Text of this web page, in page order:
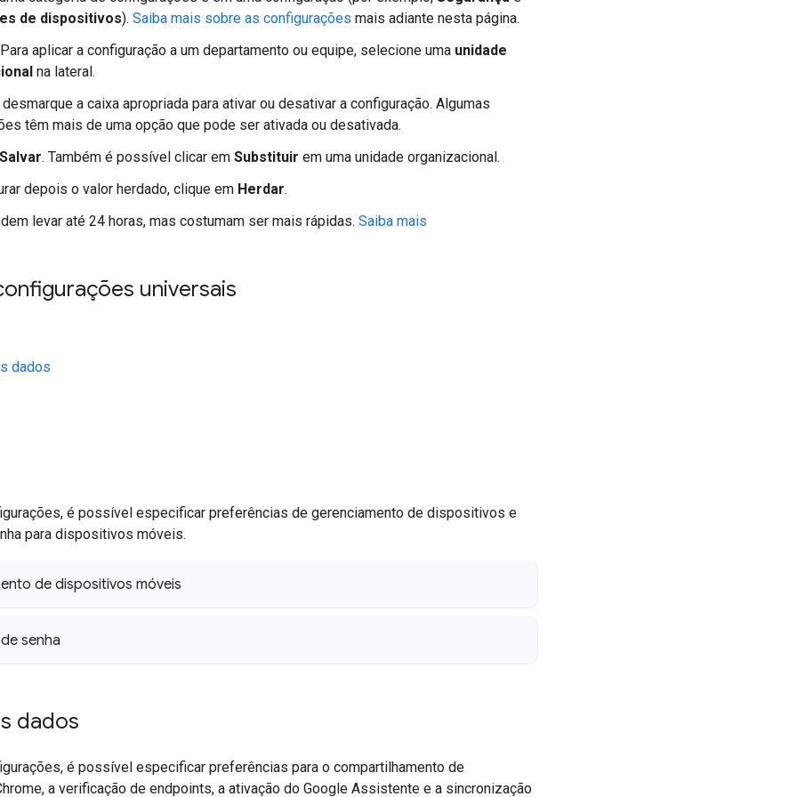
de dispositivos). Saiba mais sobre as configurações mais adiante nesta página.
aplicar a configuração a um departamento ou equipe, selecione uma unidade
na lateral.
a caixa apropriada para ativar ou desativar a configuração. Algumas
têm mais de uma opção que pode ser ativada ou desativada.
Salvar. Também é possível clicar em Substituir em uma unidade organizacional.
depois o valor herdado, clique em Herdar.
levar até 24 horas, mas costumam ser mais rápidas. Saiba mais
universais
dados
é possível especificar preferências de gerenciamento de dispositivos e
para dispositivos móveis.
de dispositivos móveis
senha
dados
é possível especificar preferências para o compartilhamento de
a verificação de endpoints, a ativação do Google Assistente e a sincronização